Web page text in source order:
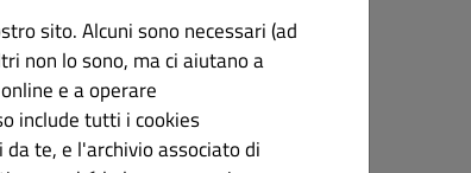
Conferma password
sito. Alcuni sono necessari (ad
non lo sono, ma ci aiutano a
e a operare
include tutti i cookies
te, e l'archivio associato di